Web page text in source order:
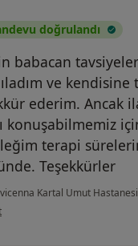
doğrulandı
babacan
ve
ederim. Ancak
konuşabilmemiz
terapi
Teşekkürler
Kartal Umut Hastanesi
göre he...i